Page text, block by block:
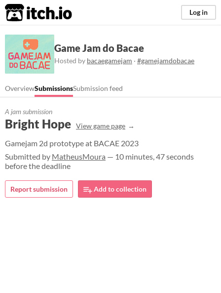
itch.io Log in
Game Jam do Bacae
Hosted by bacaegamejam · #gamejamdobacae
OverviewSubmissionsSubmission feed
A jam submission
Bright Hope View game page
Gamejam 2d prototype at BACAE 2023
Submitted by MatheusMoura — 10 minutes, 47 seconds
before the deadline
Report submission Add to collection